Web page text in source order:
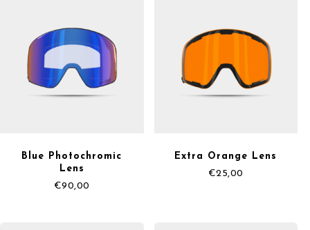
Blue Photochromic
Lens
€90,00
Extra Orange Lens
€25,00